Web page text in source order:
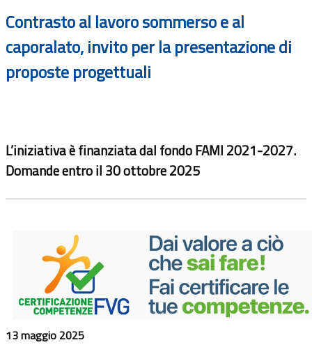
Contrasto al lavoro sommerso e al
caporalato, invito per la presentazione di
proposte progettuali
L’iniziativa è finanziata dal fondo FAMI 2021-2027.
Domande entro il 30 ottobre 2025
13 maggio 2025